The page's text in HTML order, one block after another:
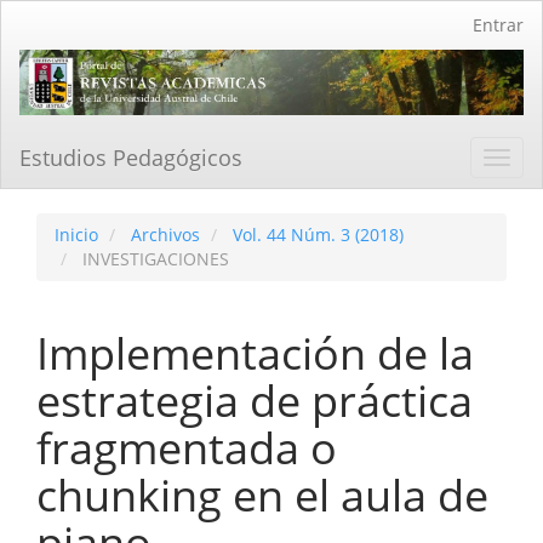
Contenido
principal
Barra
Entrar
Estudios Pedagógicos
Inicio Archivos
Vol. 44 Núm. 3 (2018)
INVESTIGACIONES
Implementación de la
estrategia de práctica
fragmentada o
chunking en el aula de